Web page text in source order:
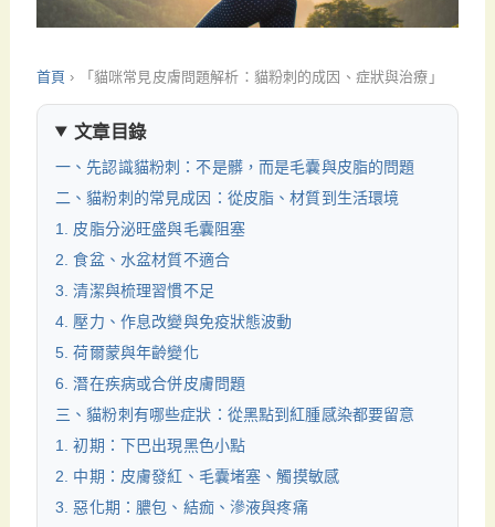
首頁 › 「貓咪常見皮膚問題解析：貓粉刺的成因、症狀與治療」
文章目錄
一、先認識貓粉刺：不是髒，而是毛囊與皮脂的問題
二、貓粉刺的常見成因：從皮脂、材質到生活環境
1. 皮脂分泌旺盛與毛囊阻塞
2. 食盆、水盆材質不適合
3. 清潔與梳理習慣不足
4. 壓力、作息改變與免疫狀態波動
5. 荷爾蒙與年齡變化
6. 潛在疾病或合併皮膚問題
三、貓粉刺有哪些症狀：從黑點到紅腫感染都要留意
1. 初期：下巴出現黑色小點
2. 中期：皮膚發紅、毛囊堵塞、觸摸敏感
3. 惡化期：膿包、結痂、滲液與疼痛